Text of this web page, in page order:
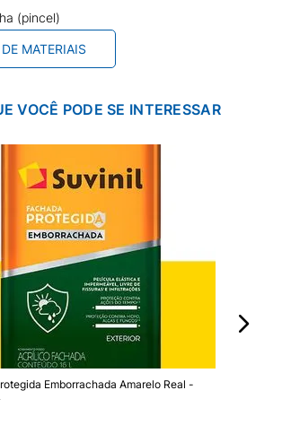
(pincel)
MATERIAIS
Emborrachada Amarelo Real -